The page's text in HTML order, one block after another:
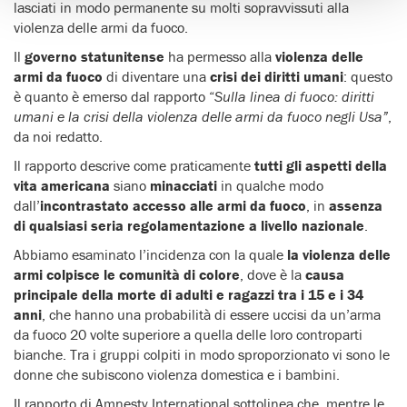
lasciati in modo permanente su molti sopravvissuti alla
violenza delle armi da fuoco.
Il governo statunitense ha permesso alla violenza delle
armi da fuoco di diventare una crisi dei diritti umani: questo
è quanto è emerso dal rapporto “Sulla linea di fuoco: diritti
umani e la crisi della violenza delle armi da fuoco negli Usa”,
da noi redatto.
Il rapporto descrive come praticamente tutti gli aspetti della
vita americana siano minacciati in qualche modo
dall’incontrastato accesso alle armi da fuoco, in assenza
di qualsiasi seria regolamentazione a livello nazionale.
Abbiamo esaminato l’incidenza con la quale la violenza delle
armi colpisce le comunità di colore, dove è la causa
principale della morte di adulti e ragazzi tra i 15 e i 34
anni, che hanno una probabilità di essere uccisi da un’arma
da fuoco 20 volte superiore a quella delle loro controparti
bianche. Tra i gruppi colpiti in modo sproporzionato vi sono le
donne che subiscono violenza domestica e i bambini.
Il rapporto di Amnesty International sottolinea che, mentre le